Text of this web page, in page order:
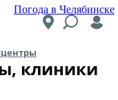
Погода в Челябинске
клиники